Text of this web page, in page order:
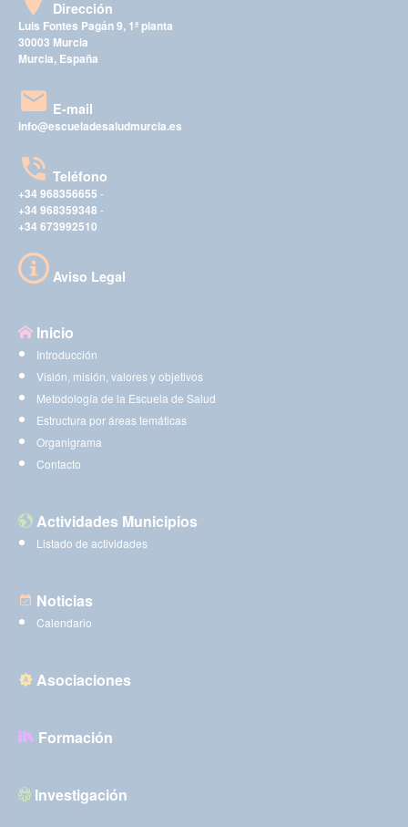
Dirección
Luis Fontes Pagán 9, 1ª planta
30003 Murcia
Murcia, España
E-mail
info@escueladesaludmurcia.es
Teléfono
+34 968356655 -
+34 968359348 -
+34 673992510
Aviso Legal
Inicio
Introducción
Visión, misión, valores y objetivos
Metodología de la Escuela de Salud
Estructura por áreas temáticas
Organigrama
Contacto
Actividades Municipios
Listado de actividades
Noticias
Calendario
Asociaciones
Formación
Investigación